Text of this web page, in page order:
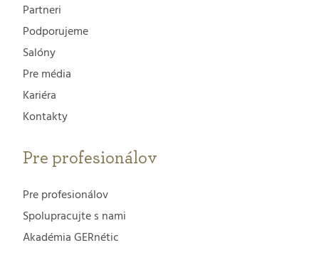
Partneri
Podporujeme
Salóny
Pre média
Kariéra
Kontakty
Pre profesionálov
Pre profesionálov
Spolupracujte s nami
Akadémia GERnétic